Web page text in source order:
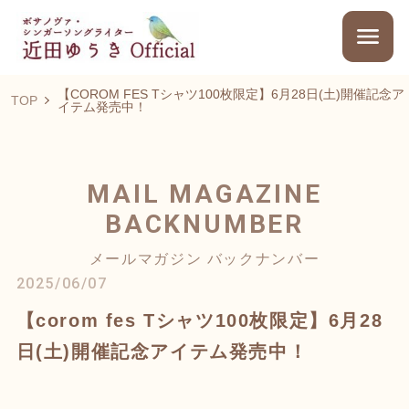
TOP
【COROM FES Tシャツ100枚限定】6月28日(土)開催記念ア
イテム発売中！
MAIL MAGAZINE
BACKNUMBER
メールマガジン バックナンバー
2025/06/07
【corom fes Tシャツ100枚限定】6月28
日(土)開催記念アイテム発売中！